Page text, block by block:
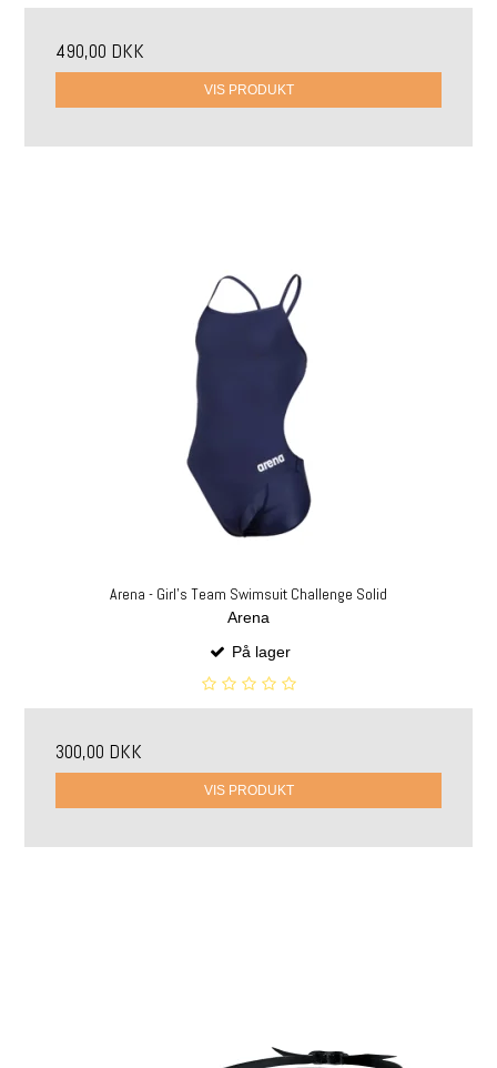
490,00 DKK
VIS PRODUKT
Arena - Girl's Team Swimsuit Challenge Solid
Arena
På lager
300,00 DKK
VIS PRODUKT